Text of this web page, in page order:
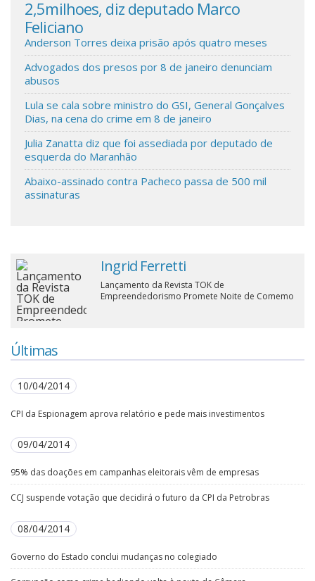
Cinema
Agenda Cultural
Anuncie
Fale Conosco
2,5milhoes, diz deputado Marco
Feliciano
Anderson Torres deixa prisão após quatro meses
Advogados dos presos por 8 de janeiro denunciam
abusos
Lula se cala sobre ministro do GSI, General Gonçalves
Dias, na cena do crime em 8 de janeiro
Julia Zanatta diz que foi assediada por deputado de
esquerda do Maranhão
Abaixo-assinado contra Pacheco passa de 500 mil
assinaturas
Ingrid Ferretti
Lançamento da Revista TOK de
Empreendedorismo Promete Noite de Comemo
Últimas
10/04/2014
CPI da Espionagem aprova relatório e pede mais investimentos
09/04/2014
95% das doações em campanhas eleitorais vêm de empresas
CCJ suspende votação que decidirá o futuro da CPI da Petrobras
08/04/2014
Governo do Estado conclui mudanças no colegiado